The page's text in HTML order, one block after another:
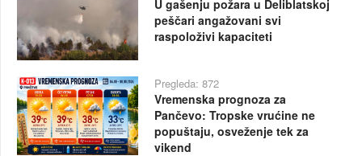
U gašenju požara u Deliblatskoj
peščari angažovani svi
raspoloživi kapaciteti
Pregleda: 872
Vremenska prognoza za
Pančevo: Tropske vrućine ne
popuštaju, osveženje tek za
vikend